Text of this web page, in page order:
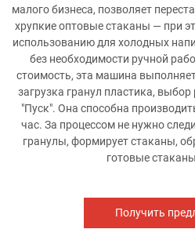
малого бизнеса, позволяет
хрупкие оптовые стаканы — при
использованию для холодных
без необходимости ручной
стоимость, эта машина
загрузка гранул пластика,
"Пуск". Она способна
час. За процессом не нужно
гранулы, формирует стаканы,
готовые
Получить